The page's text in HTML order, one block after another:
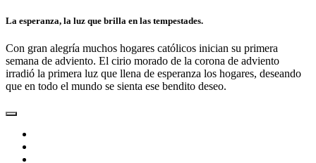
La esperanza, la luz que brilla en las tempestades.
Con gran alegría muchos hogares católicos inician su primera
semana de adviento. El cirio morado de la corona de adviento
irradió la primera luz que llena de esperanza los hogares, deseando
que en todo el mundo se sienta ese bendito deseo.